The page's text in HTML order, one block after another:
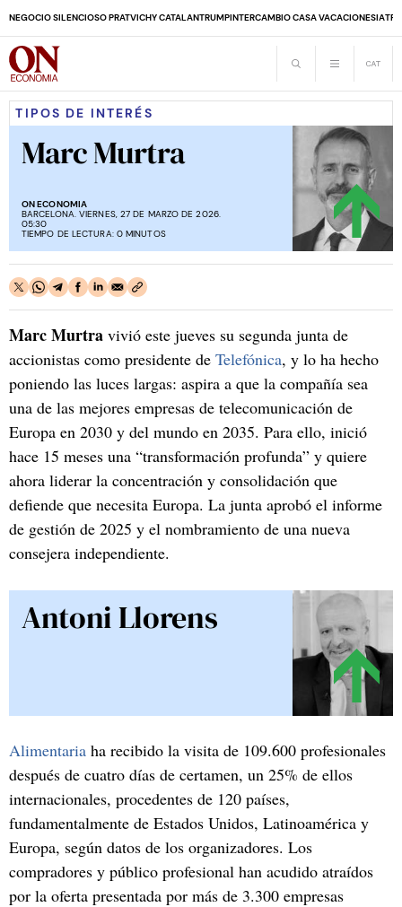
NEGOCIO SILENCIOSO PRATVICHY CATALANTRUMPINTERCAMBIO CASA VACACIONESIA
TIPOS DE INTERÉS
Marc Murtra
ON ECONOMIA
BARCELONA. VIERNES, 27 DE MARZO DE 2026.
05:30
TIEMPO DE LECTURA: 0 MINUTOS
Marc Murtra vivió este jueves su segunda junta de
accionistas como presidente de Telefónica, y lo ha hecho
poniendo las luces largas: aspira a que la compañía sea
una de las mejores empresas de telecomunicación de
Europa en 2030 y del mundo en 2035. Para ello, inició
hace 15 meses una “transformación profunda” y quiere
ahora liderar la concentración y consolidación que
defiende que necesita Europa. La junta aprobó el informe
de gestión de 2025 y el nombramiento de una nueva
consejera independiente.
Antoni Llorens
Alimentaria ha recibido la visita de 109.600 profesionales
después de cuatro días de certamen, un 25% de ellos
internacionales, procedentes de 120 países,
fundamentalmente de Estados Unidos, Latinoamérica y
Europa, según datos de los organizadores. Los
compradores y público profesional han acudido atraídos
por la oferta presentada por más de 3.300 empresas